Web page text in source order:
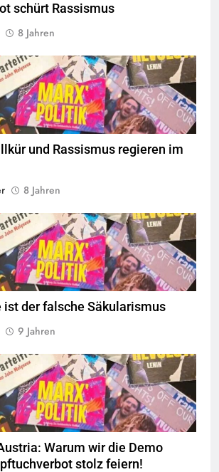
schürt Rassismus
8 Jahren
© linkswende.org,CC-BY-SA-1.0
und ­Rassismus regieren im
8 Jahren
© linkswende.org,CC-BY-SA-1.0
ist der falsche Säkularismus
9 Jahren
© linkswende.org,CC-BY-SA-1.0
Warum wir die Demo
stolz feiern!